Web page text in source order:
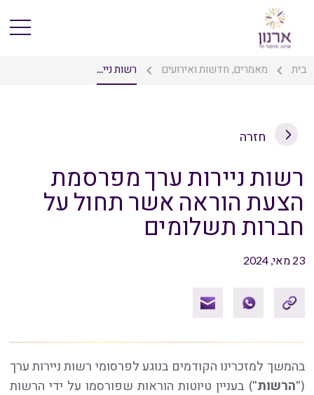
בית מאמרים, חדשות ואירועים רשות ניי...
חזרה
רשות ניירות ערך מפרסמת
הצעת הוראה אשר תחול על
חברות תשלומים
23 מאי, 2024
בהמשך למזכרינו הקודמים בנוגע לפרסומי רשות ניירות ערך
("הרשות") בעניין טיוטות הוראות שפורסמו על ידי הרשות